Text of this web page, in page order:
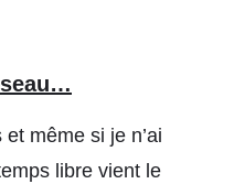
même si je n’ai
libre vient le